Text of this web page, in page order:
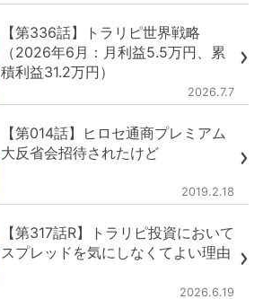
【第336話】トラリピ世界戦略
（2026年6月：月利益5.5万円、累
積利益31.2万円）
2026.7.7
【第014話】ヒロセ通商プレミアム
大反省会招待されたけど
2019.2.18
【第317話R】トラリピ投資において
スプレッドを気にしなくてよい理由
2026.6.19